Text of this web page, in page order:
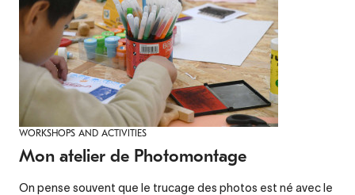
WORKSHOPS AND ACTIVITIES
Mon atelier de Photomontage
On pense souvent que le trucage des photos est né avec le